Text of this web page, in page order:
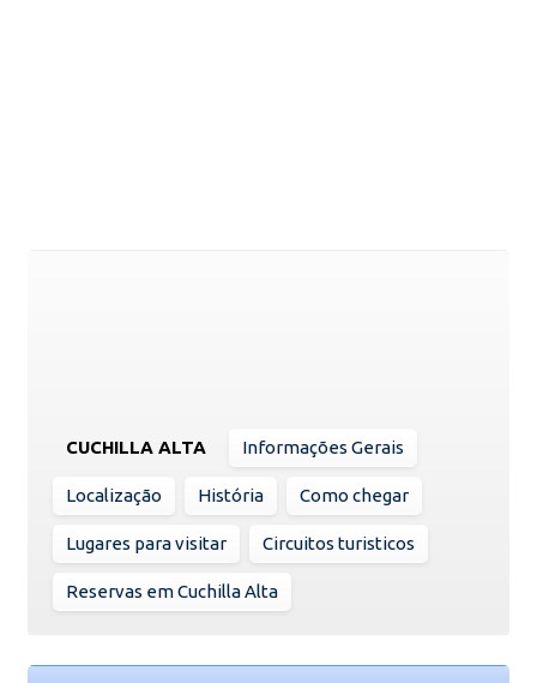
CUCHILLA ALTA Informações Gerais
Localização História Como chegar
Lugares para visitar Circuitos turisticos
Reservas em Cuchilla Alta